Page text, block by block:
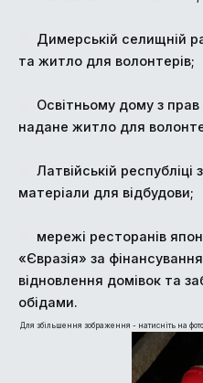
Димерській селищній
та житло для волонтерів;
Освітньому дому з прав
надане житло для
Латвійській республіці
матеріали для відбудови;
мережі ресторанів
«Євразія» за
відновлення домівок та
обідами.
Для збільшення зображення - натисніть на фото